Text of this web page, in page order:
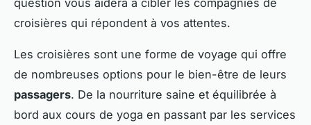
question vous aidera à cibler les compagnies de
croisières qui répondent à vos attentes.
Les croisières sont une forme de voyage qui offre
de nombreuses options pour le bien-être de leurs
passagers. De la nourriture saine et équilibrée à
bord aux cours de yoga en passant par les services